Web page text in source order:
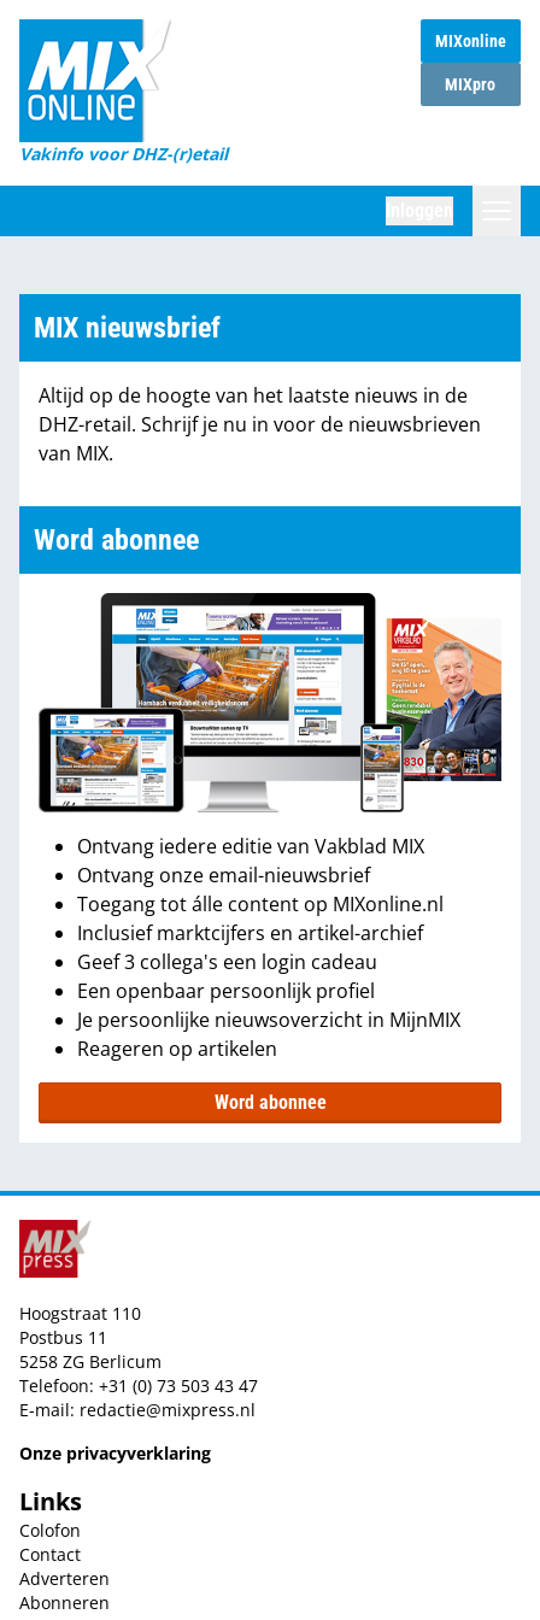
MIXonline
MIXpro
Vakinfo voor DHZ-(r)etail
Home
Magazines
DHZ Sessie
Marktcijfers
Partners
MIX nieuwsbrief
Altijd op de hoogte van het laatste nieuws in de
DHZ-retail. Schrijf je nu in voor de nieuwsbrieven
van MIX.
Word abonnee
Ontvang iedere editie van Vakblad MIX
Ontvang onze email-nieuwsbrief
Toegang tot álle content op MIXonline.nl
Inclusief marktcijfers en artikel-archief
Geef 3 collega's een login cadeau
Een openbaar persoonlijk profiel
Je persoonlijke nieuwsoverzicht in MijnMIX
Reageren op artikelen
Word abonnee
Hoogstraat 110
Postbus 11
5258 ZG Berlicum
Telefoon: +31 (0) 73 503 43 47
E-mail: redactie@mixpress.nl
Onze privacyverklaring
Links
Colofon
Contact
Adverteren
Abonneren